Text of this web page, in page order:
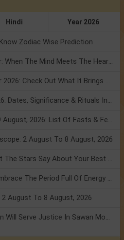
Hindi Year 2026
Zodiac Wise Prediction
Mercury Transit In Cancer: When The Mind Meets The Heart!
Mercury Transit In Cancer 2026: Check Out What It Brings For You
Shravan Somvar Vrat 2026: Dates, Significance & Rituals In August
Weekly Horoscope 3 To 9 August, 2026: List Of Fasts & Festivals
2 August To 8 August, 2026
Friendship Day 2026: What The Stars Say About Your Best Friend!
Mars Transit In Gemini: Embrace The Period Full Of Energy & Intelligence
August To 8 August, 2026
Shanivar Vrat 2026: Saturn Will Serve Justice In Sawan Month!